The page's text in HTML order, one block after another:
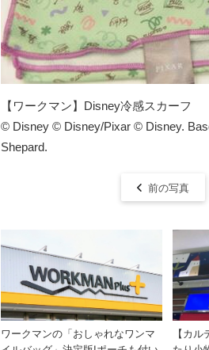
【ワークマン】Disney冷感スカーフ
© Disney © Disney/Pixar © Disney.
Shepard.
前の写真